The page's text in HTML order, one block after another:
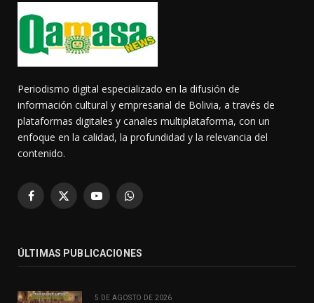
Periodismo digital especializado en la difusión de
información cultural y empresarial de Bolivia, a través de
plataformas digitales y canales multiplataforma, con un
enfoque en la calidad, la profundidad y la relevancia del
contenido.
Facebook
X
YouTubeWhatsApp
ÚLTIMAS PUBLICACIONES
5 DE AGOSTO DE 2026